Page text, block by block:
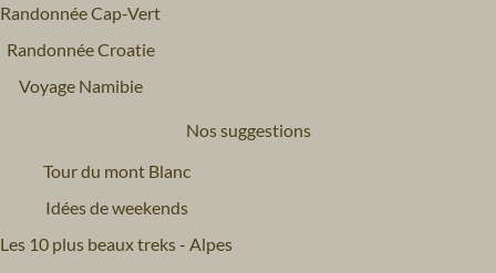
Randonnée Cap-Vert
Randonnée Croatie
Voyage Namibie
Nos suggestions
Tour du mont Blanc
Idées de weekends
Les 10 plus beaux treks - Alpes